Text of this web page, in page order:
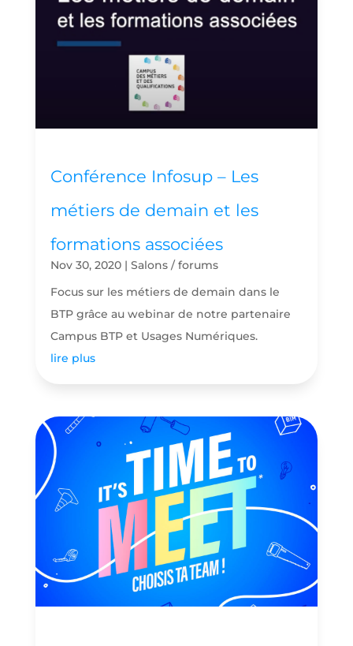
Conférence Infosup – Les
métiers de demain et les
formations associées
Nov 30, 2020| Salons / forums
Focus sur les métiers de demain dans le
BTP grâce au webinar de notre partenaire
Campus BTP et Usages Numériques.
lire plus